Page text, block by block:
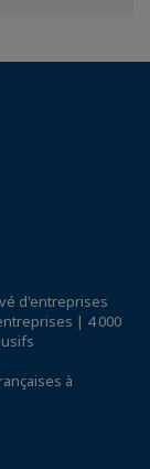
d'entreprises
| 4 000
à